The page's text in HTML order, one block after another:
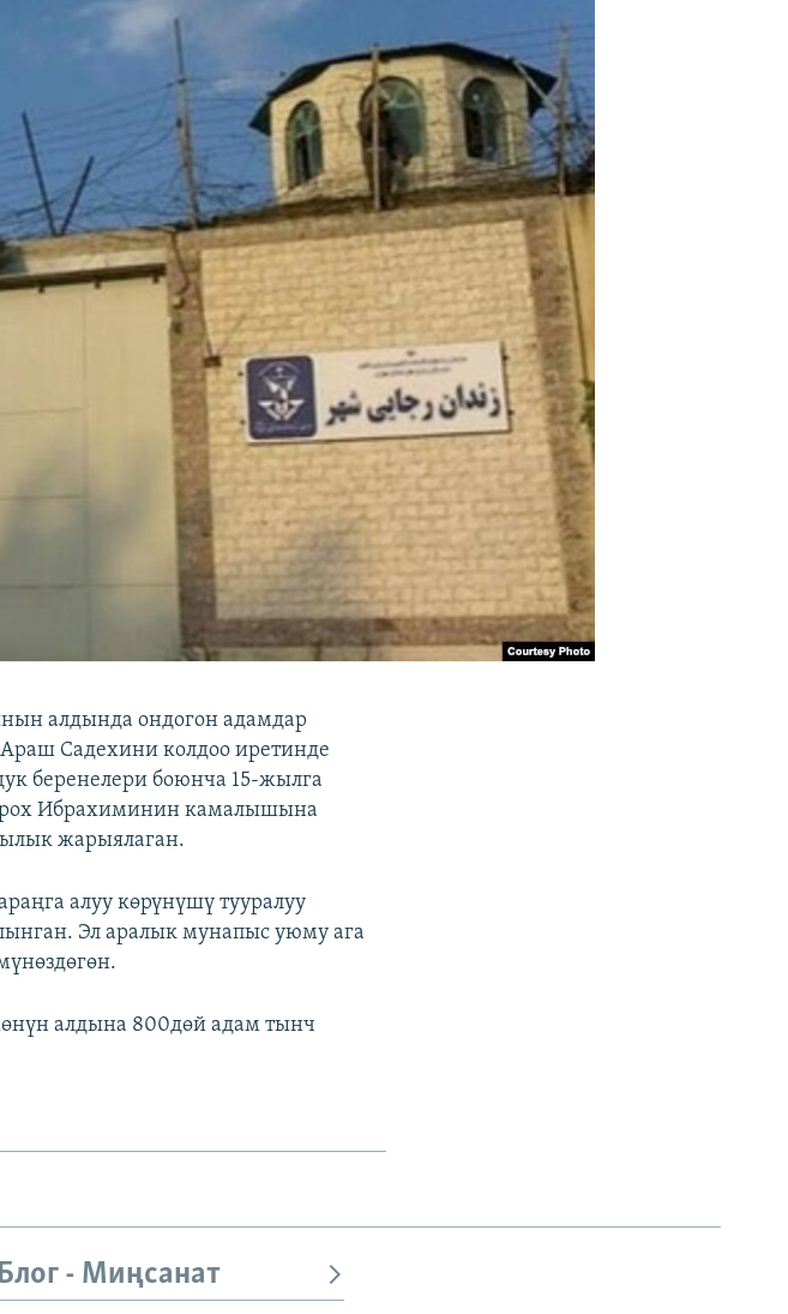
алдында ондогон адамдар
Садехини колдоо иретинде
беренелери боюнча 15-жылга
Ибрахиминин камалышына
жарыялаган.
алуу көрүнүшү тууралуу
Эл аралык мунапыс уюму ага
алдына 800дөй адам тынч
Блог - Миңсанат